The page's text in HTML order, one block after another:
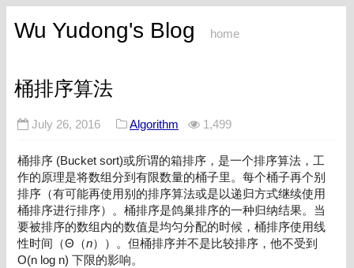
Wu Yudong's Blog home
桶排序算法
July 26, 2016 Algorithm 1,499
桶排序 (Bucket sort)或所谓的箱排序，是一个排序算法，工
作的原理是将数组分到有限数量的桶子里。每个桶子再个别
排序（有可能再使用别的排序算法或是以递归方式继续使用
桶排序进行排序）。桶排序是鸽巢排序的一种归纳结果。当
要被排序的数组内的数值是均匀分配的时候，桶排序使用线
性时间（Θ（n））。但桶排序并不是比较排序，他不受到
O(n log n) 下限的影响。